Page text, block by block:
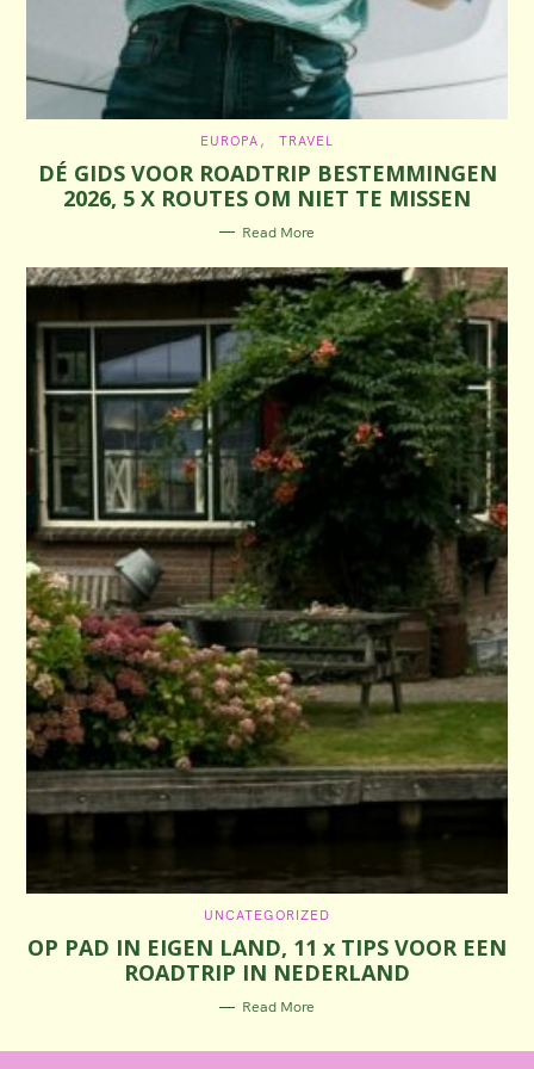
T
E
G
O
R
I
S
EUROPA TRAVEL
DÉ GIDS VOOR ROADTRIP BESTEMMINGEN
2026, 5 X ROUTES OM NIET TE MISSEN
Read More
C
T
E
O
R
I
UNCATEGORIZED
OP PAD IN EIGEN LAND, 11 x TIPS VOOR EEN
ROADTRIP IN NEDERLAND
Read More